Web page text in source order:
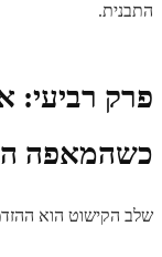
התבנית.
פרק רביעי:
כשהמאפה
שלב הקישוט הוא